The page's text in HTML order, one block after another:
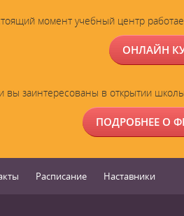
момент учебный центр
ОНЛАЙН
вы заинтересованы в открытии
ПОДРОБНЕЕ О
Расписание Наставники